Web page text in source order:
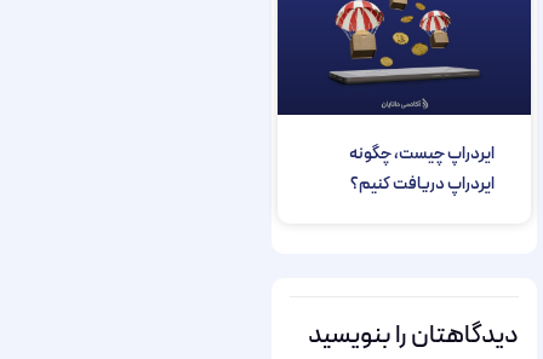
ایردراپ چیست، چگونه
ایردراپ دریافت کنیم؟
دیدگاهتان را بنویسید